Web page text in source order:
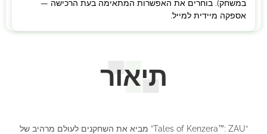
במשחק). בוחרים את האפשרות המתאימה בעת הרכישה —
אספקה מיידית למייל.
תיאור
“Tales of Kenzera™: ZAU” מביא את השחקנים לעולם מרהיב של